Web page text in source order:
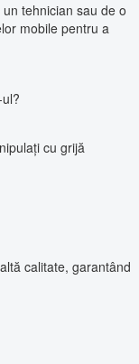
tehnician sau de o
mobile pentru a
cu grijă
calitate, garantând